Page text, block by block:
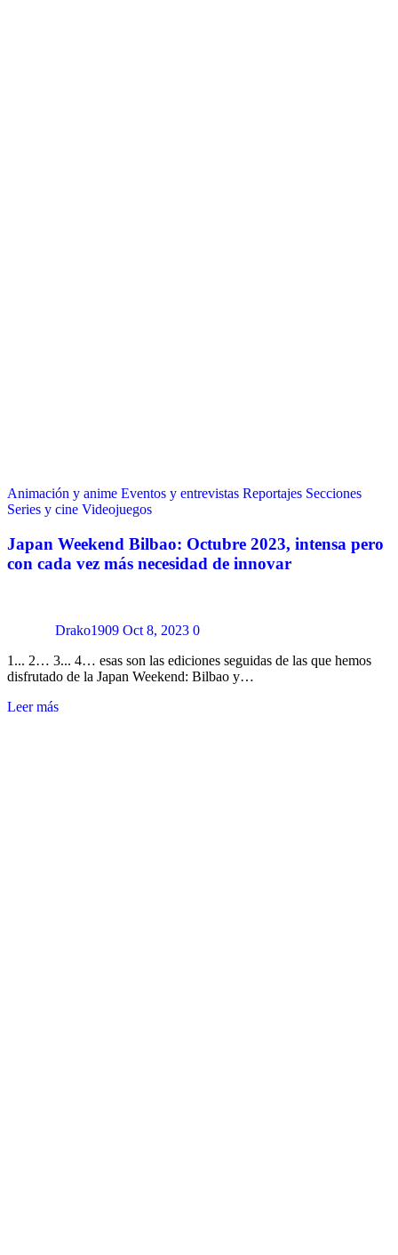
Animación y anime Eventos y entrevistas Reportajes Secciones
Series y cine Videojuegos
Japan Weekend Bilbao: Octubre 2023, intensa pero
con cada vez más necesidad de innovar
Drako1909 Oct 8, 2023 0
1... 2… 3... 4… esas son las ediciones seguidas de las que hemos
disfrutado de la Japan Weekend: Bilbao y…
Leer más